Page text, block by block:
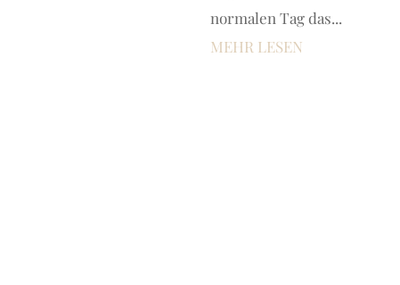
normalen Tag das...
MEHR LESEN